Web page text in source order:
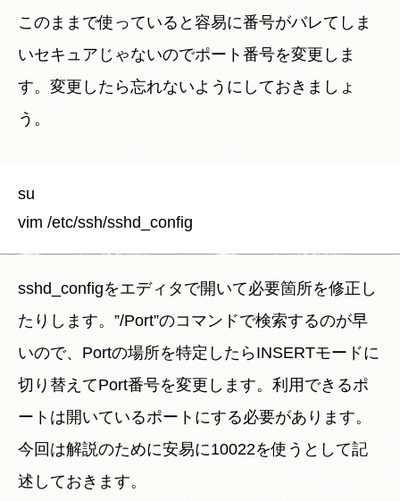
このままで使っていると容易に番号がバレてしま
いセキュアじゃないのでポート番号を変更しま
す。変更したら忘れないようにしておきましょ
う。
su
sshd_configをエディタで開いて必要箇所を修正し
たりします。”/Port”のコマンドで検索するのが早
いので、Portの場所を特定したらINSERTモードに
切り替えてPort番号を変更します。利用できるポ
ートは開いているポートにする必要があります。
今回は解説のために安易に10022を使うとして記
述しておきます。